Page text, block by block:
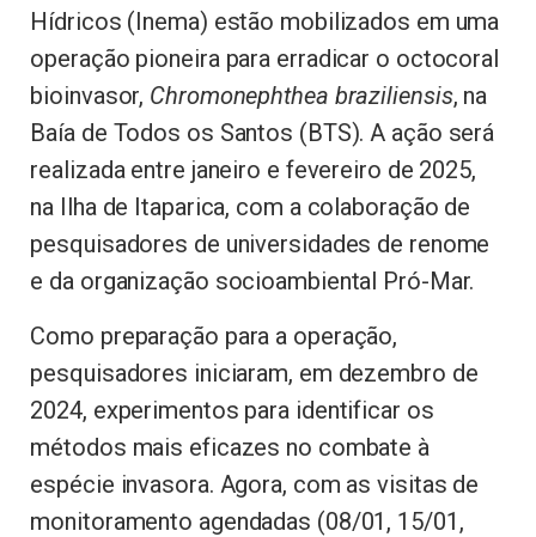
Hídricos (Inema) estão mobilizados em uma
operação pioneira para erradicar o octocoral
bioinvasor, Chromonephthea braziliensis, na
Baía de Todos os Santos (BTS). A ação será
realizada entre janeiro e fevereiro de 2025,
na Ilha de Itaparica, com a colaboração de
pesquisadores de universidades de renome
e da organização socioambiental Pró-Mar.
Como preparação para a operação,
pesquisadores iniciaram, em dezembro de
2024, experimentos para identificar os
métodos mais eficazes no combate à
espécie invasora. Agora, com as visitas de
monitoramento agendadas (08/01, 15/01,